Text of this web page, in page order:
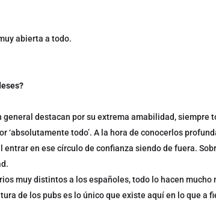
abierta a todo.
destacan por su extrema amabilidad, siempre
‘absolutamente todo’. A la hora de conocerlos
en ese círculo de confianza siendo de fuera.
muy distintos a los españoles, todo lo hacen mucho
de los pubs es lo único que existe aquí en lo que a